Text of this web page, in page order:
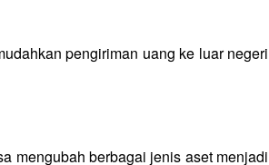
pengiriman uang ke luar negeri
mengubah berbagai jenis aset menjadi